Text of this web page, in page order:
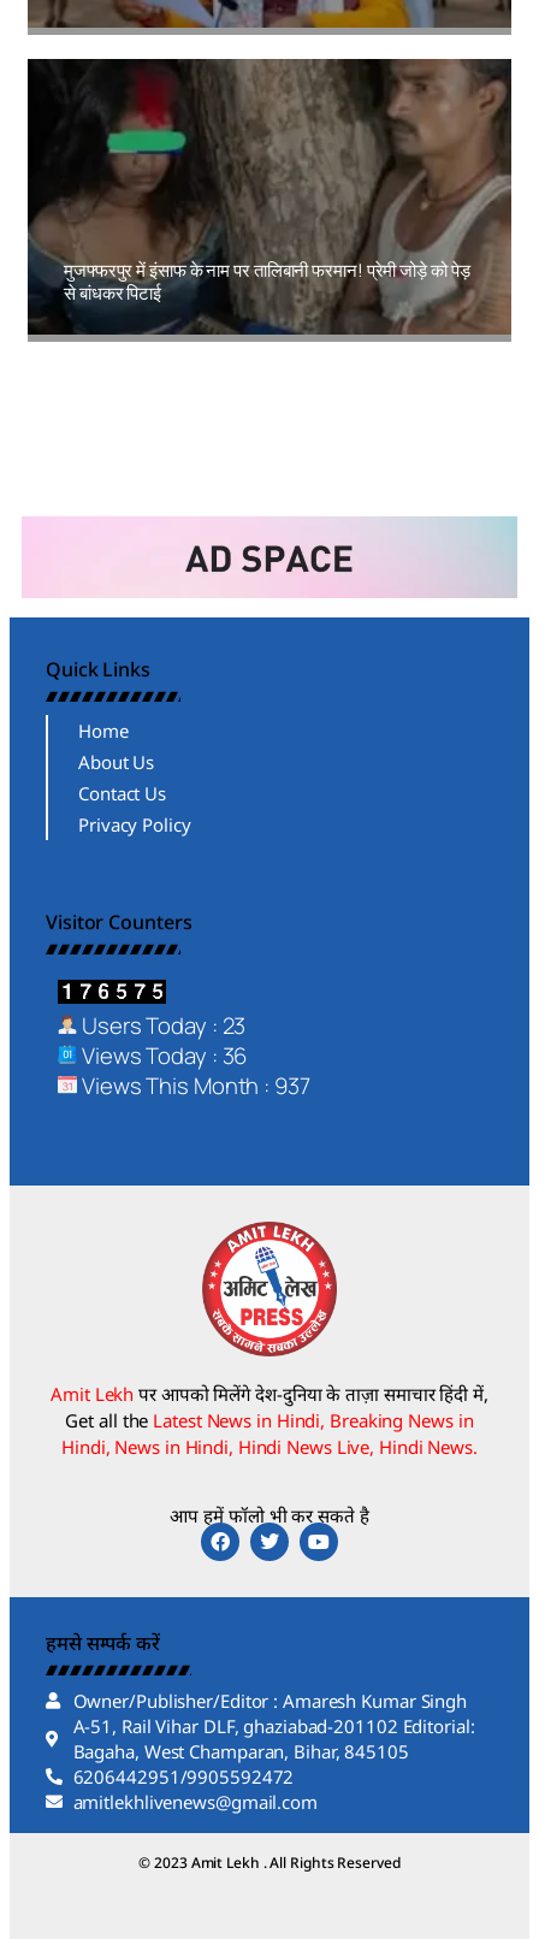
Amit Lekh
मुजफ्फरपुर में इंसाफ के नाम पर तालिबानी फरमान! प्रेमी जोड़े को पेड़
से बांधकर पिटाई
Amit Lekh
Quick Links
Home
About Us
Contact Us
Privacy Policy
Visitor Counters
Users Today : 23
Views Today : 36
Views This Month : 937
Amit Lekh पर आपको मिलेंगे देश-दुनिया के ताज़ा समाचार हिंदी में,
Get all the Latest News in Hindi, Breaking News in
Hindi, News in Hindi, Hindi News Live, Hindi News.
आप हमें फॉलो भी कर सकते है
हमसे सम्पर्क करें
Owner/Publisher/Editor : Amaresh Kumar Singh
A-51, Rail Vihar DLF, ghaziabad-201102 Editorial:
Bagaha, West Champaran, Bihar, 845105
6206442951/9905592472
amitlekhlivenews@gmail.com
© 2023 Amit Lekh . All Rights Reserved